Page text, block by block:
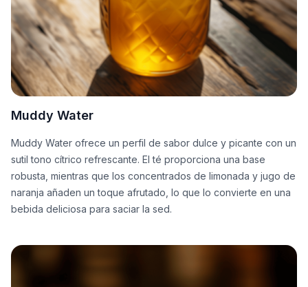
Muddy Water
Muddy Water ofrece un perfil de sabor dulce y picante con un
sutil tono cítrico refrescante. El té proporciona una base
robusta, mientras que los concentrados de limonada y jugo de
naranja añaden un toque afrutado, lo que lo convierte en una
bebida deliciosa para saciar la sed.